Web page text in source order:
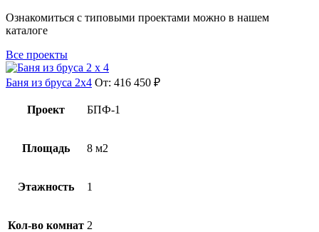
Ознакомиться с типовыми проектами можно в нашем
каталоге
Все проекты
Баня из бруса 2х4 От: 416 450 ₽
Проект БПФ-1
Площадь 8 м2
Этажность 1
Кол-во комнат 2